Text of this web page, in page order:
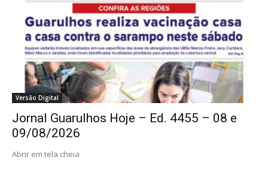
Versão Digital
Jornal Guarulhos Hoje – Ed. 4455 – 08 e
09/08/2026
Abrir em tela cheia